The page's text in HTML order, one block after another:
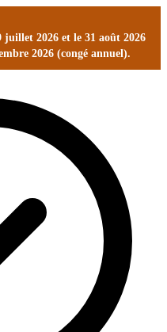
juillet 2026 et le 31 août 2026
2026 (congé annuel).